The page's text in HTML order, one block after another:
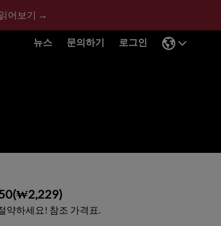
어보기 →
뉴스 문의하기 로그인
(₩2,229)
약하세요! 참조 가격표.